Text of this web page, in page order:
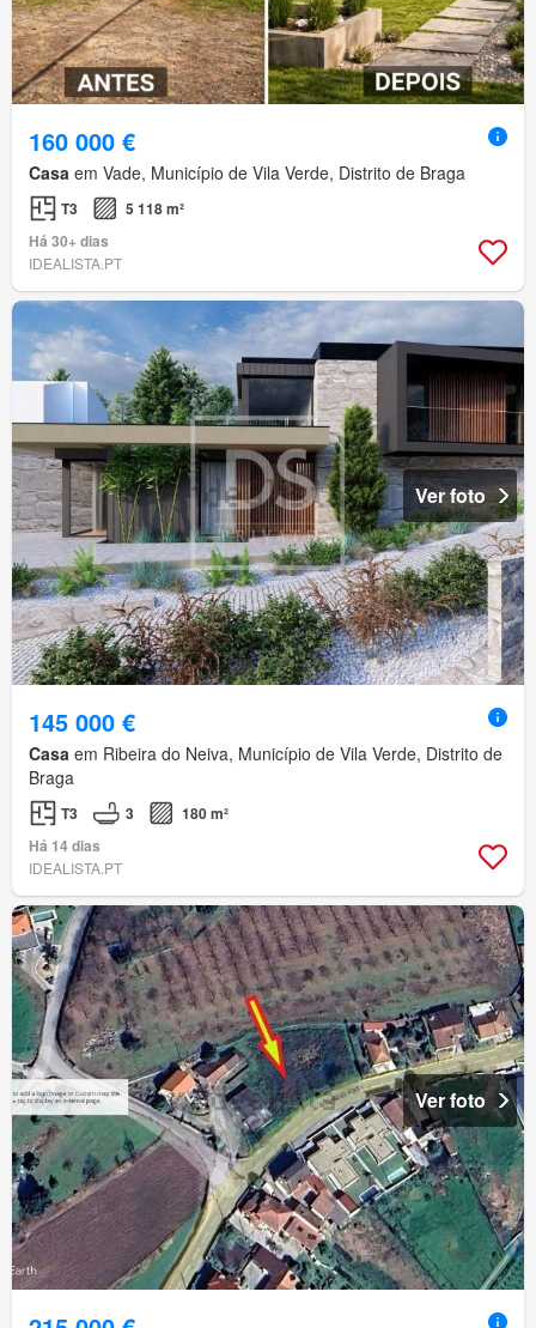
160 000 €
Casa em Vade, Município de Vila Verde, Distrito de Braga
T3
5 118 m²
Há 30+ dias
IDEALISTA.PT
Ver foto
145 000 €
Casa em Ribeira do Neiva, Município de Vila Verde, Distrito de
Braga
T3 3
180 m²
Há 14 dias
IDEALISTA.PT
Ver foto